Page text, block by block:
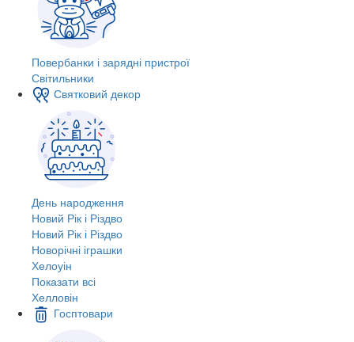
Повербанки і зарядні пристрої
Світильники
Святковий декор
День народження
Новий Рік і Різдво
Новий Рік і Різдво
Новорічні іграшки
Хелоуін
Показати всі
Хелловін
Госптовари